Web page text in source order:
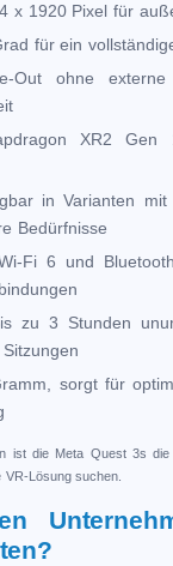
x 1920 Pixel für
für ein
Out ohne
XR2 Gen
in Varianten
Bedürfnisse
Fi 6 und
zu 3 Stunden
sorgt für
ist die Meta Quest 3s
Lösung suchen.